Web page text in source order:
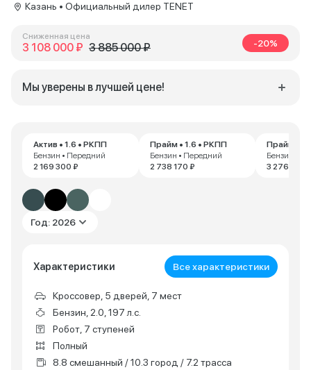
Актив • 1.6 • РКПП
Бензин • Передний
2 169 300 ₽
Прайм • 1.6 • РКПП
Бензин • Передний
2 738 170 ₽
Прайм •
Бензин •
3 276 540
Год: 2026
Характеристики Все характеристики
Кроссовер, 5 дверей, 7 мест
Бензин, 2.0, 197 л.с.
Робот, 7 ступеней
Полный
8.8 смешанный / 10.3 город / 7.2 трасса
Казань • Официальный дилер TENET
Сниженная цена
3 108 000 ₽ 3 885 000 ₽ -20%
Мы уверены в лучшей цене!